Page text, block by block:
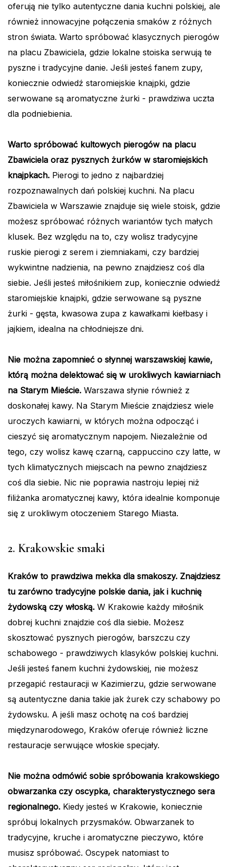
oferują nie tylko autentyczne dania kuchni polskiej, ale
również innowacyjne połączenia smaków z różnych
stron świata. Warto spróbować klasycznych pierogów
na placu Zbawiciela, gdzie lokalne stoiska serwują te
pyszne i tradycyjne danie. Jeśli jesteś fanem zupy,
koniecznie odwiedź staromiejskie knajpki, gdzie
serwowane są aromatyczne żurki - prawdziwa uczta
dla podniebienia.
Warto spróbować kultowych pierogów na placu
Zbawiciela oraz pysznych żurków w staromiejskich
knajpkach. Pierogi to jedno z najbardziej
rozpoznawalnych dań polskiej kuchni. Na placu
Zbawiciela w Warszawie znajduje się wiele stoisk, gdzie
możesz spróbować różnych wariantów tych małych
klusek. Bez względu na to, czy wolisz tradycyjne
ruskie pierogi z serem i ziemniakami, czy bardziej
wykwintne nadzienia, na pewno znajdziesz coś dla
siebie. Jeśli jesteś miłośnikiem zup, koniecznie odwiedź
staromiejskie knajpki, gdzie serwowane są pyszne
żurki - gęsta, kwasowa zupa z kawałkami kiełbasy i
jajkiem, idealna na chłodniejsze dni.
Nie można zapomnieć o słynnej warszawskiej kawie,
którą można delektować się w urokliwych kawiarniach
na Starym Mieście. Warszawa słynie również z
doskonałej kawy. Na Starym Mieście znajdziesz wiele
uroczych kawiarni, w których można odpocząć i
cieszyć się aromatycznym napojem. Niezależnie od
tego, czy wolisz kawę czarną, cappuccino czy latte, w
tych klimatycznych miejscach na pewno znajdziesz
coś dla siebie. Nic nie poprawia nastroju lepiej niż
filiżanka aromatycznej kawy, która idealnie komponuje
się z urokliwym otoczeniem Starego Miasta.
2. Krakowskie smaki
Kraków to prawdziwa mekka dla smakoszy. Znajdziesz
tu zarówno tradycyjne polskie dania, jak i kuchnię
żydowską czy włoską. W Krakowie każdy miłośnik
dobrej kuchni znajdzie coś dla siebie. Możesz
skosztować pysznych pierogów, barszczu czy
schabowego - prawdziwych klasyków polskiej kuchni.
Jeśli jesteś fanem kuchni żydowskiej, nie możesz
przegapić restauracji w Kazimierzu, gdzie serwowane
są autentyczne dania takie jak żurek czy schabowy po
żydowsku. A jeśli masz ochotę na coś bardziej
międzynarodowego, Kraków oferuje również liczne
restauracje serwujące włoskie specjały.
Nie można odmówić sobie spróbowania krakowskiego
obwarzanka czy oscypka, charakterystycznego sera
regionalnego. Kiedy jesteś w Krakowie, koniecznie
spróbuj lokalnych przysmaków. Obwarzanek to
tradycyjne, kruche i aromatyczne pieczywo, które
musisz spróbować. Oscypek natomiast to